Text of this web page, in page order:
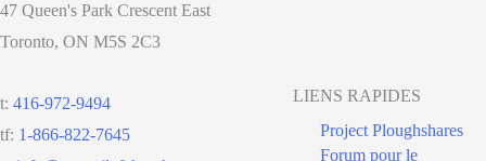
47 Queen's Park Crescent East
Toronto, ON M5S 2C3
t: 416-972-9494
tf: 1-866-822-7645
LIENS RAPIDES
Project Ploughshares
Forum pour le